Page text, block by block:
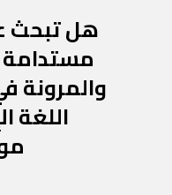
هل تبحث
مستدامة
والمرونة
اللغة